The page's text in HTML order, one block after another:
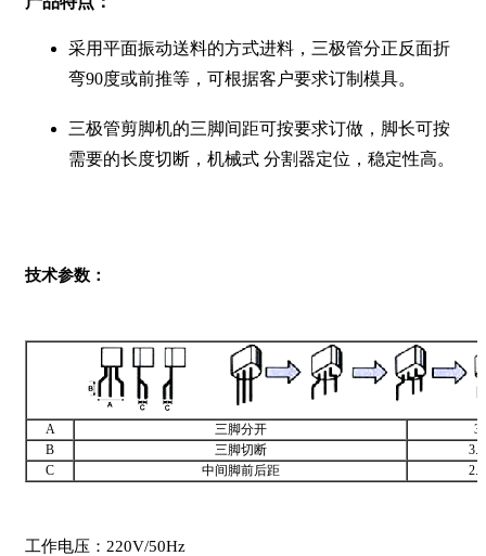
采用平面振动送料的方式进料，三极管分正反面折
弯90度或前推等，可根据客户要求订制模具。
三极管剪脚机的三脚间距可按要求订做，脚长可按
需要的长度切断，机械式 分割器定位，稳定性高。
技术参数：
A 三脚分开
B
三脚切断
C
中间脚前后距
工作电压：220V/50Hz